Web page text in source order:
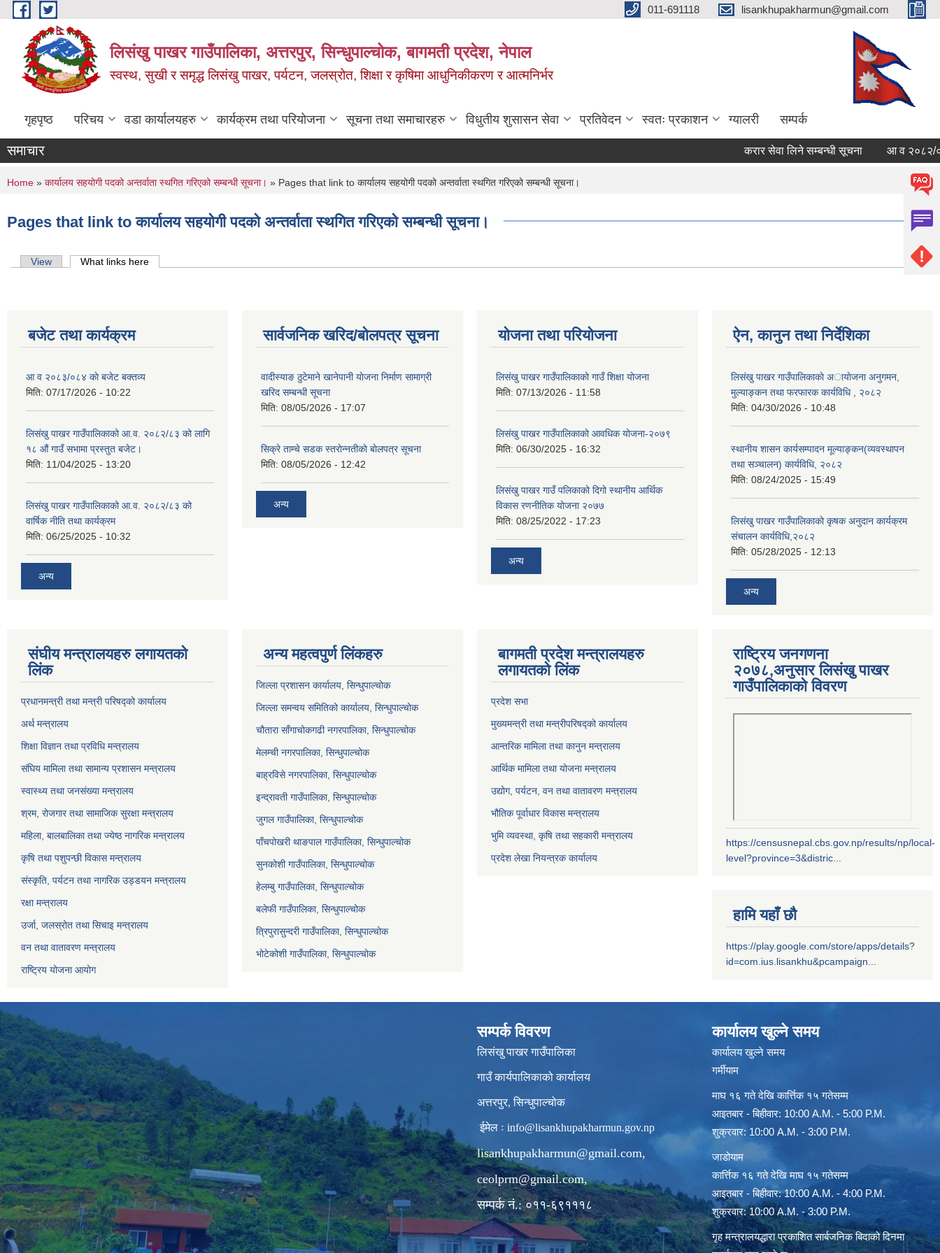
Skip to main content 011-691118 lisankhupakharmun@gmail.com
लिसंखु पाखर गाउँपालिका, अत्तरपुर, सिन्धुपाल्चोक, बागमती प्रदेश, नेपाल
स्वस्थ, सुखी र समृद्ध लिसंखु पाखर, पर्यटन, जलस्रोत, शिक्षा र कृषिमा आधुनिकीकरण र आत्मनिर्भर
गृहपृष्ठ परिचय वडा कार्यालयहरु कार्यक्रम तथा परियोजना सूचना तथा समाचारहरु विधुतीय शुसासन सेवा प्रतिवेदन स्वतः प्रकाशन ग्यालरी सम्पर्क
समाचार करार सेवा लिने सम्बन्धी सूचना आ व २०८२/०८३
You are here
Home » कार्यालय सहयोगी पदको अन्तर्वाता स्थगित गरिएको सम्बन्धी सूचना। » Pages that link to कार्यालय सहयोगी पदको अन्तर्वाता स्थगित गरिएको सम्बन्धी सूचना।
Pages that link to कार्यालय सहयोगी पदको अन्तर्वाता स्थगित गरिएको सम्बन्धी सूचना।
Primary tabs
View What links here
बजेट तथा कार्यक्रम
आ व २०८३/०८४ काे बजेट बक्तव्य
मिति: 07/17/2026 - 10:22
लिसंखु पाखर गाउँपालिकाको आ.व. २०८२/८३ को लागि
१८ औं गाउँ सभामा प्रस्तुत बजेट।
मिति: 11/04/2025 - 13:20
लिसंखु पाखर गाउँपालिकाको आ.व. २०८२/८३ को
वार्षिक नीति तथा कार्यक्रम
मिति: 06/25/2025 - 10:32
अन्य
सार्वजनिक खरिद/बोलपत्र सूचना
वादीस्याङ ठुटेमाने खानेपानी याेजना निर्माण सामाग्री
खरिद सम्बन्धी सूचना
मिति: 08/05/2026 - 17:07
सिक्रे ताम्चे सडक स्तराेन्नतीकाे बाेलपत्र सूचना
मिति: 08/05/2026 - 12:42
अन्य
योजना तथा परियोजना
लिसंखु पाखर गाउँपालिकाको गाउँ शिक्षा योजना
मिति: 07/13/2026 - 11:58
लिसंखु पाखर गाउँपालिकाको आवधिक योजना-२०७९
मिति: 06/30/2025 - 16:32
लिसंखु पाखर गाउँ पलिकाको दिगो स्थानीय आर्थिक
विकास रणनीतिक योजना २०७७
मिति: 08/25/2022 - 17:23
अन्य
ऐन, कानुन तथा निर्देशिका
लिसंखु पाखर गाउँपालिकाकाे अायाेजना अनुगमन,
मुल्याङ्कन तथा फरफारक कार्यविधि , २०८२
मिति: 04/30/2026 - 10:48
स्थानीय शासन कार्यसम्पादन मूल्याङ्कन(व्यवस्थापन
तथा सञ्चालन) कार्यविधि, २०८२
मिति: 08/24/2025 - 15:49
लिसंखु पाखर गाउँपालिकाको कृषक अनुदान कार्यक्रम
संचालन कार्यविधि,२०८२
मिति: 05/28/2025 - 12:13
अन्य
संघीय मन्त्रालयहरु लगायतको
लिंक
प्रधानमन्त्री तथा मन्त्री परिषद्को कार्यालय
अर्थ मन्त्रालय
शिक्षा विज्ञान तथा प्रविधि मन्त्रालय
संघिय मामिला तथा सामान्य प्रशासन मन्त्रालय
स्वास्थ्य तथा जनसंख्या मन्त्रालय
श्रम, रोजगार तथा सामाजिक सुरक्षा मन्त्रालय
महिला, बालबालिका तथा ज्येष्ठ नागरिक मन्त्रालय
कृषि तथा पशुपन्छी विकास मन्त्रालय
संस्कृति, पर्यटन तथा नागरिक उड्डयन मन्त्रालय
रक्षा मन्त्रालय
उर्जा, जलस्रोत तथा सिचाइ मन्त्रालय
वन तथा वातावरण मन्त्रालय
राष्ट्रिय योजना आयोग
अन्य महत्वपुर्ण लिंकहरु
जिल्ला प्रशासन कार्यालय, सिन्धुपाल्चोक
जिल्ला समन्वय समितिको कार्यालय, सिन्धुपाल्चोक
चौतारा साँगाचोकगढी नगरपालिका, सिन्धुपाल्चोक
मेलम्ची नगरपालिका, सिन्धुपाल्चोक
बाह्रविसे नगरपालिका, सिन्धुपाल्चोक
इन्द्रावती गाउँपालिका, सिन्धुपाल्चोक
जुगल गाउँपालिका, सिन्धुपाल्चोक
पाँचपोखरी थाङपाल गाउँपालिका, सिन्धुपाल्चोक
सुनकोशी गाउँपालिका, सिन्धुपाल्चोक
हेलम्बु गाउँपालिका, सिन्धुपाल्चोक
बलेफी गाउँपालिका, सिन्धुपाल्चोक
त्रिपुरासुन्दरी गाउँपालिका, सिन्धुपाल्चोक
भोटेकोशी गाउँपालिका, सिन्धुपाल्चोक
बागमती प्रदेश मन्त्रालयहरु
लगायतको लिंक
प्रदेश सभा
मुख्यमन्त्री तथा मन्त्रीपरिषद्को कार्यालय
आन्तरिक मामिला तथा कानुन मन्त्रालय
आर्थिक मामिला तथा योजना मन्त्रालय
उद्योग, पर्यटन, वन तथा वातावरण मन्त्रालय
भौतिक पूर्वाधार विकास मन्त्रालय
भुमि व्यवस्था, कृषि तथा सहकारी मन्त्रालय
प्रदेश लेखा नियन्त्रक कार्यालय
राष्ट्रिय जनगणना
२०७८,अनुसार लिसंखु पाखर
गाउँपालिकाको विवरण
https://censusnepal.cbs.gov.np/results/np/local-
level?province=3&distric...
हामि यहाँ छौ
https://play.google.com/store/apps/details?
id=com.ius.lisankhu&pcampaign...
सम्पर्क विवरण
लिसंखु पाखर गाउँपालिका
गाउँ कार्यपालिकाको कार्यालय
अत्तरपुर, सिन्धुपाल्चोक
ईमेल ः info@lisankhupakharmun.gov.np
lisankhupakharmun@gmail.com,
ceolprm@gmail.com,
सम्पर्क नं.: ०११-६९१११८
कार्यालय खुल्ने समय
कार्यालय खुल्ने समय
गर्मीयाम
माघ १६ गते देखि कार्त्तिक १५ गतेसम्म
आइतबार - बिहीवार: 10:00 A.M. - 5:00 P.M.
शुक्रवार: 10:00 A.M. - 3:00 P.M.
जाडोयाम
कार्त्तिक १६ गते देखि माघ १५ गतेसम्म
आइतबार - बिहीवार: 10:00 A.M. - 4:00 P.M.
शुक्रवार: 10:00 A.M. - 3:00 P.M.
गृह मन्त्रालयद्धारा प्रकाशित सार्बजनिक बिदाको दिनमा